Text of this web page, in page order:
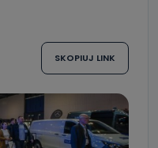
SKOPIUJ LINK